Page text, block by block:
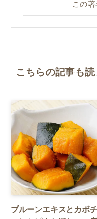
この
こちらの記事も
プルーンエキスとカボ